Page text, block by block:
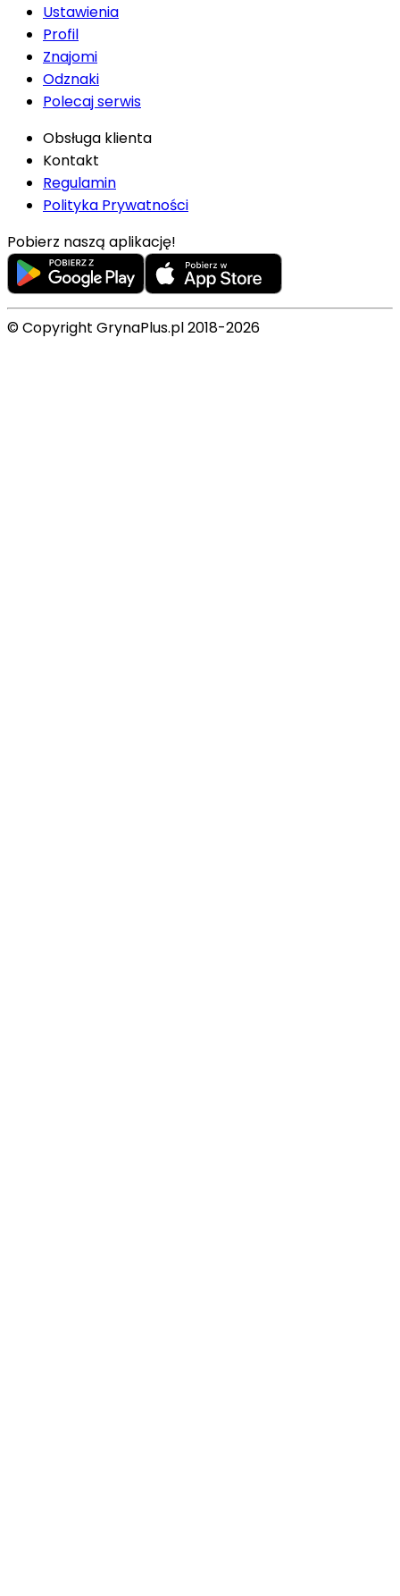
Ustawienia
Profil
Znajomi
Odznaki
Polecaj serwis
Obsługa klienta
Kontakt
Regulamin
Polityka Prywatności
Pobierz naszą aplikację!
© Copyright GrynaPlus.pl 2018-2026